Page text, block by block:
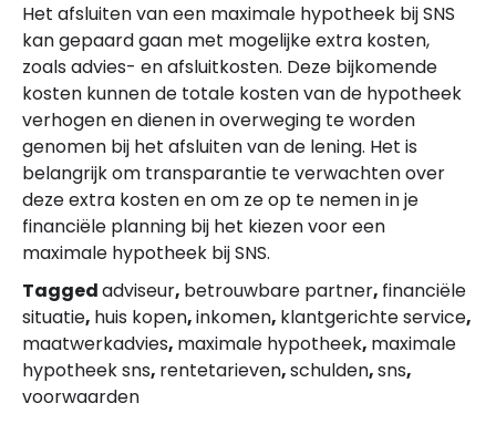
Het afsluiten van een maximale hypotheek bij SNS
kan gepaard gaan met mogelijke extra kosten,
zoals advies- en afsluitkosten. Deze bijkomende
kosten kunnen de totale kosten van de hypotheek
verhogen en dienen in overweging te worden
genomen bij het afsluiten van de lening. Het is
belangrijk om transparantie te verwachten over
deze extra kosten en om ze op te nemen in je
financiële planning bij het kiezen voor een
maximale hypotheek bij SNS.
Taggedadviseur, betrouwbare partner, financiële
situatie, huis kopen,inkomen, klantgerichte service,
maatwerkadvies, maximale hypotheek, maximale
hypotheek sns, rentetarieven,schulden,sns,
voorwaarden